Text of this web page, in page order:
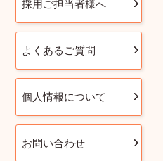
採用ご担当者様へ
よくあるご質問
個人情報について
お問い合わせ